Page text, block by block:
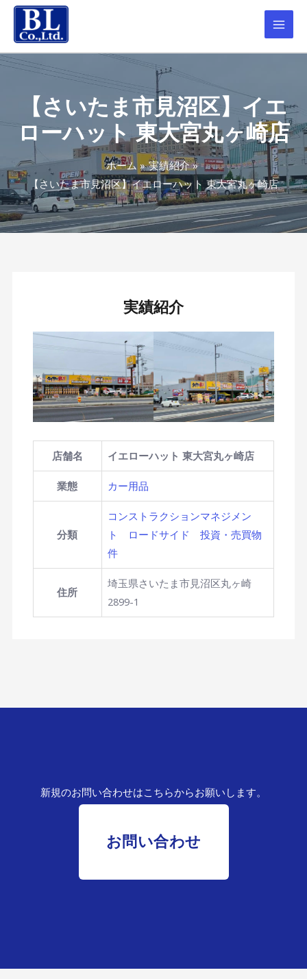
【さいたま市見沼区】イエ
ローハット 東大宮丸ヶ崎店
ホーム
実績紹介
【さいたま市見沼区】イエローハット 東大宮丸ヶ崎店
実績紹介
店舗名 イエローハット 東大宮丸ヶ崎店
業態 カー用品
分類
コンストラクションマネジメン
ト
ロードサイド
投資・売買物
件
住所
埼玉県さいたま市見沼区丸ヶ崎
2899-1
新規のお問い合わせはこちらからお願いします。
お問い合わせ